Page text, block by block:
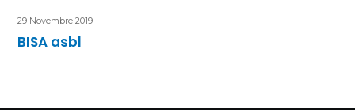
29 Novembre 2019
BISA asbl